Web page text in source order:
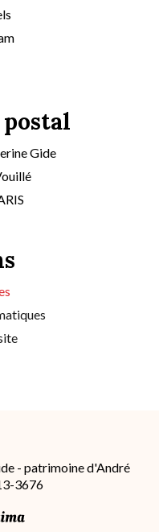
Gide
- patrimoine d'André
3676